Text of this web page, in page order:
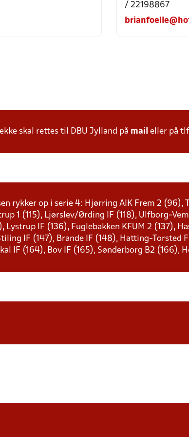
/ 22198867
skal rettes til DBU Jylland på mail eller på
rykker op i serie 4: Hjørring AIK Frem 2 (96),
1 (115), Ljørslev/Ørding IF (118), Ulfborg-
Lystrup IF (136), Fuglebakken KFUM 2 (137),
IF (147), Brande IF (148), Hatting-Torsted
IF (164), Bov IF (165), Sønderborg B2 (166),